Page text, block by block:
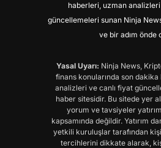
haberleri, uzman
güncellemeleri sunan Ninja
ve bir adım önde
Yasal Uyarı: Ninja News,
finans konularında son
analizleri ve canlı fiyat
haber sitesidir. Bu sitede yer
yorum ve tavsiyeler yatırım
kapsamında değildir. Yatırım
yetkili kuruluşlar tarafından
tercihlerini dikkate alarak,